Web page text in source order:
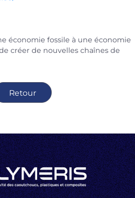
économie fossile à une économie
créer de nouvelles chaînes de
Retour